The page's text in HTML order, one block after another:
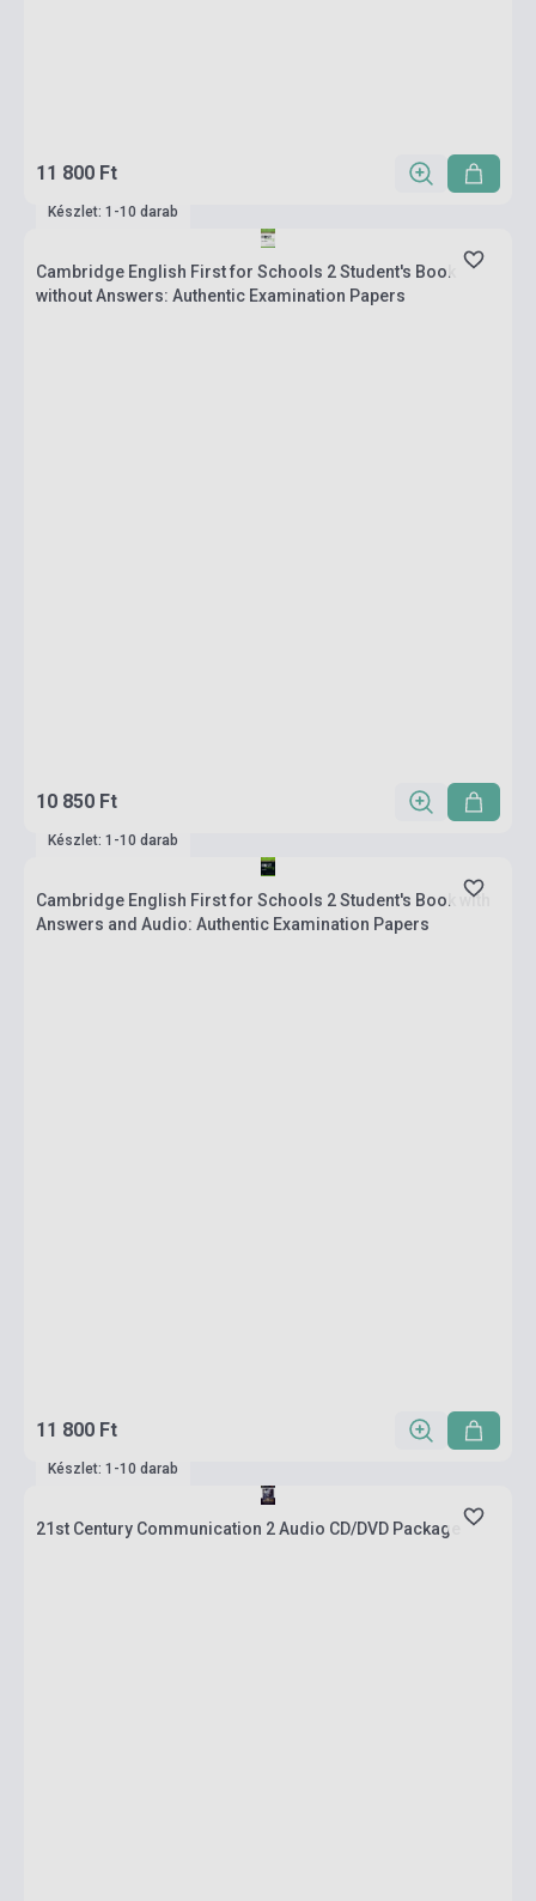
11 800 Ft
Készlet: 1-10 darab
Cambridge English First for Schools 2 Student's Book
without Answers: Authentic Examination Papers
10 850 Ft
Készlet: 1-10 darab
Cambridge English First for Schools 2 Student's Book with
Answers and Audio: Authentic Examination Papers
11 800 Ft
Készlet: 1-10 darab
21st Century Communication 2 Audio CD/DVD Package